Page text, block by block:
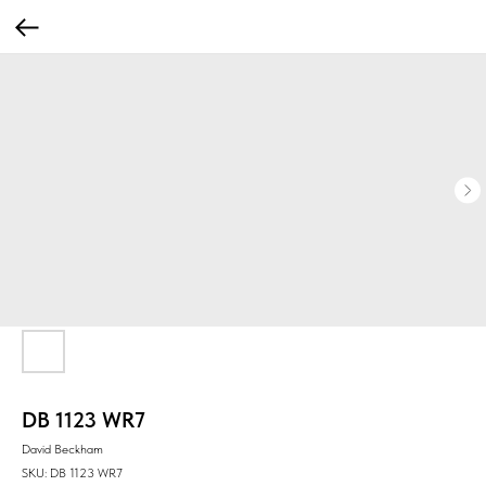
DB 1123 WR7
David Beckham
SKU: DB 1123 WR7